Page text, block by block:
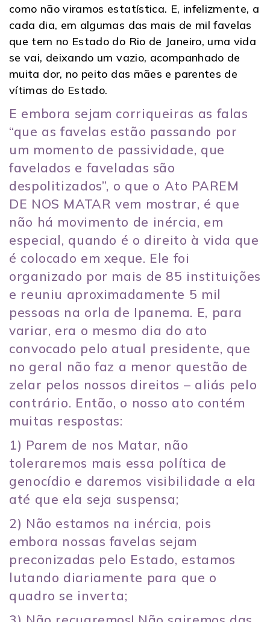
como não viramos estatística. E, infelizmente, a
cada dia, em algumas das mais de mil favelas
que tem no Estado do Rio de Janeiro, uma vida
se vai, deixando um vazio, acompanhado de
muita dor, no peito das mães e parentes de
vítimas do Estado.
E embora sejam corriqueiras as falas
“que as favelas estão passando por
um momento de passividade, que
favelados e faveladas são
despolitizados”, o que o Ato PAREM
DE NOS MATAR vem mostrar, é que
não há movimento de inércia, em
especial, quando é o direito à vida que
é colocado em xeque. Ele foi
organizado por mais de 85 instituições
e reuniu aproximadamente 5 mil
pessoas na orla de Ipanema. E, para
variar, era o mesmo dia do ato
convocado pelo atual presidente, que
no geral não faz a menor questão de
zelar pelos nossos direitos – aliás pelo
contrário. Então, o nosso ato contém
muitas respostas:
1) Parem de nos Matar, não
toleraremos mais essa política de
genocídio e daremos visibilidade a ela
até que ela seja suspensa;
2) Não estamos na inércia, pois
embora nossas favelas sejam
preconizadas pelo Estado, estamos
lutando diariamente para que o
quadro se inverta;